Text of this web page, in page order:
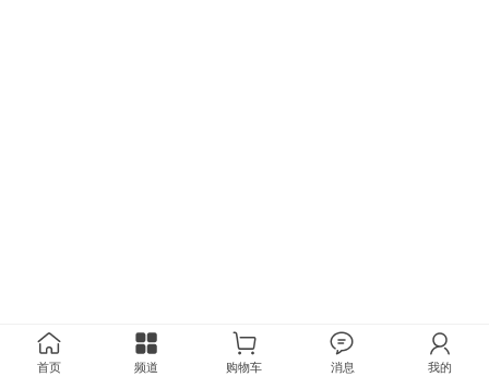
首页 频道 购物车 消息 我的